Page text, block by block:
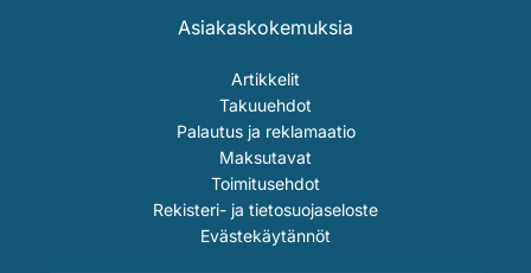
Asiakaskokemuksia
Artikkelit
Takuuehdot
Palautus ja reklamaatio
Maksutavat
Toimitusehdot
Rekisteri- ja tietosuojaseloste
Evästekäytännöt